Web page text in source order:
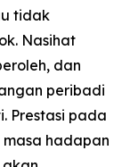
tidak
Nasihat
dan
peribadi
Prestasi pada
hadapan